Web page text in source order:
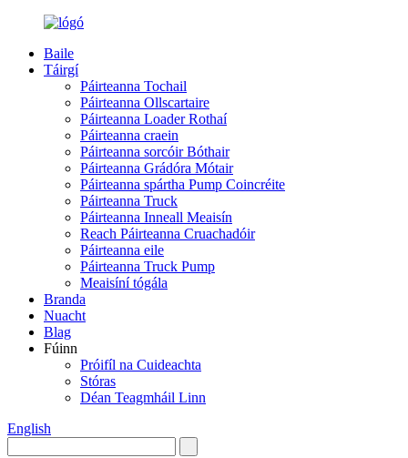
Baile
Táirgí
Páirteanna Tochail
Páirteanna Ollscartaire
Páirteanna Loader Rothaí
Páirteanna craein
Páirteanna sorcóir Bóthair
Páirteanna Grádóra Mótair
Páirteanna spártha Pump Coincréite
Páirteanna Truck
Páirteanna Inneall Meaisín
Reach Páirteanna Cruachadóir
Páirteanna eile
Páirteanna Truck Pump
Meaisíní tógála
Branda
Nuacht
Blag
Fúinn
Próifíl na Cuideachta
Stóras
Déan Teagmháil Linn
English